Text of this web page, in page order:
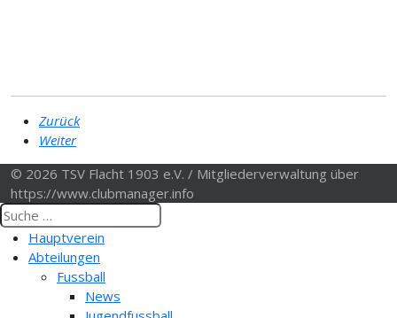
Zurück
Weiter
© 2026 TSV Flacht 1903 e.V. / Mitgliederverwaltung über
https://www.clubmanager.info
Hauptverein
Abteilungen
Fussball
News